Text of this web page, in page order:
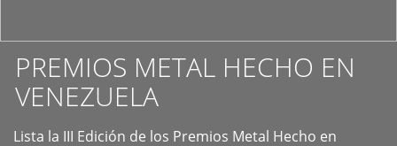
PREMIOS METAL HECHO EN
VENEZUELA
Lista la III Edición de los Premios Metal Hecho en